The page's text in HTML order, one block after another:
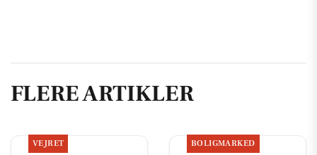
FLERE ARTIKLER
VEJRET BOLIGMARKED